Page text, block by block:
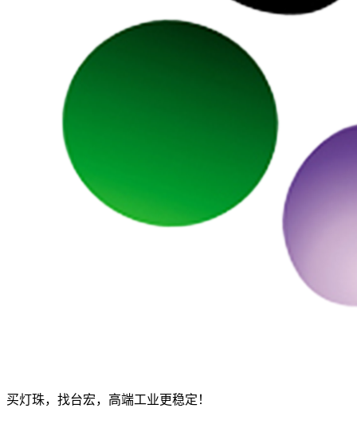
买灯珠，找台宏，高端工业更稳定！